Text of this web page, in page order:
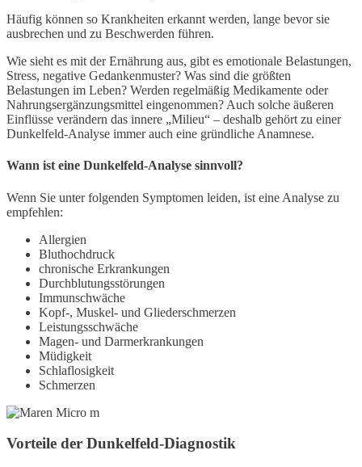
Häufig können so Krankheiten erkannt werden, lange bevor sie
ausbrechen und zu Beschwerden führen.
Wie sieht es mit der Ernährung aus, gibt es emotionale Belastungen,
Stress, negative Gedankenmuster? Was sind die größten
Belastungen im Leben? Werden regelmäßig Medikamente oder
Nahrungsergänzungsmittel eingenommen? Auch solche äußeren
Einflüsse verändern das innere „Milieu“ – deshalb gehört zu einer
Dunkelfeld-Analyse immer auch eine gründliche Anamnese.
Wann ist eine Dunkelfeld-Analyse sinnvoll?
Wenn Sie unter folgenden Symptomen leiden, ist eine Analyse zu
empfehlen:
Allergien
Bluthochdruck
chronische Erkrankungen
Durchblutungsstörungen
Immunschwäche
Kopf-, Muskel- und Gliederschmerzen
Leistungsschwäche
Magen- und Darmerkrankungen
Müdigkeit
Schlaflosigkeit
Schmerzen
Vorteile der Dunkelfeld-Diagnostik